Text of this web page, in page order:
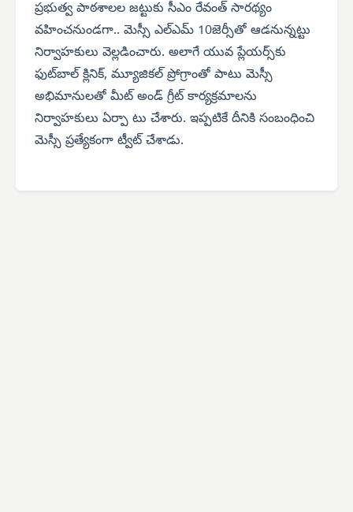
ప్రభుత్వ పాఠశాలల జట్టుకు సీఎం రేవంత్ సారథ్యం
వహించనుండగా.. మెస్సీ ఎల్‌ఎమ్ 10జెర్సీతో ఆడనున్నట్టు
నిర్వాహకులు వెల్లడించారు. అలాగే యువ ప్లేయర్స్‌కు
ఫుట్‌బాల్ క్లినిక్, మ్యూజికల్ ప్రోగ్రాంతో పాటు మెస్సీ
అభిమానులతో మీట్ అండ్ గ్రీట్ కార్యక్రమాలను
నిర్వాహకులు ఏర్పా టు చేశారు. ఇప్పటికే దీనికి సంబంధించి
మెస్సీ ప్రత్యేకంగా ట్వీట్ చేశాడు.